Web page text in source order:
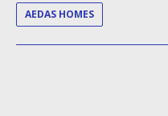
AEDAS HOMES